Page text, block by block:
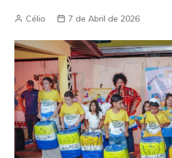
Célio 7 de Abril de 2026